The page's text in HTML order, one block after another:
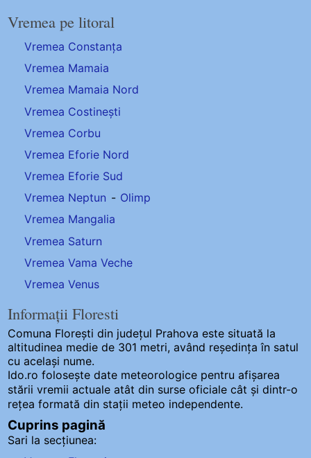
Vremea pe litoral
Vremea Constanța
Vremea Mamaia
Vremea Mamaia Nord
Vremea Costinești
Vremea Corbu
Vremea Eforie Nord
Vremea Eforie Sud
Vremea Neptun - Olimp
Vremea Mangalia
Vremea Saturn
Vremea Vama Veche
Vremea Venus
Informații Floresti
Comuna Florești din județul Prahova este situată la
altitudinea medie de 301 metri, având reședința în satul
cu același nume.
Ido.ro folosește date meteorologice pentru afișarea
stării vremii actuale atât din surse oficiale cât și dintr-o
rețea formată din stații meteo independente.
Cuprins pagină
Sari la secțiunea: